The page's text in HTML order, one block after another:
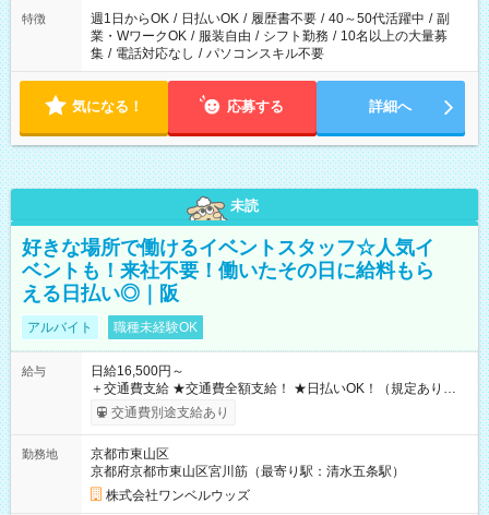
特徴 週1日からOK / 日払いOK / 履歴書不要 / 40～50代活躍中 / 副
業・WワークOK / 服装自由 / シフト勤務 / 10名以上の大量募
集 / 電話対応なし / パソコンスキル不要
気になる！ 応募する 詳細へ
未読
好きな場所で働けるイベントスタッフ☆人気イ
ベントも！来社不要！働いたその日に給料もら
える日払い◎｜阪
アルバイト 職種未経験OK
給与
日給16,500円～
＋交通費支給 ★交通費全額支給！ ★日払いOK！（規定あり） ┗
働いたその日に現金GET♪ お仕事後はコンビニATMから 日払
交通費別途支給あり
勤務地
京都市東山区
京都府京都市東山区宮川筋（最寄り駅：清水五条駅）
株式会社ワンベルウッズ